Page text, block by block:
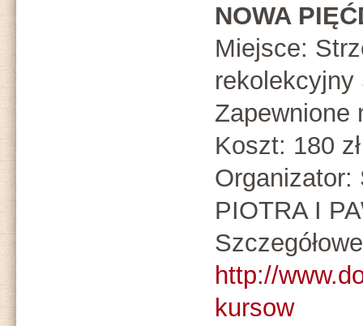
NOWA
Miejsce:
Zapewnione
Koszt: 180 zł
Organizator:
PIOTRA I
http://
kursow